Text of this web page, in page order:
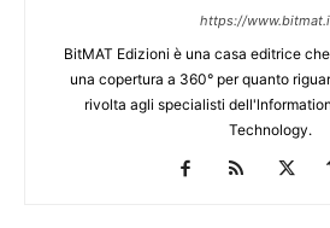
https://
BitMAT Edizioni è una casa editrice
una copertura a 360° per quanto
rivolta agli specialisti
Technology.